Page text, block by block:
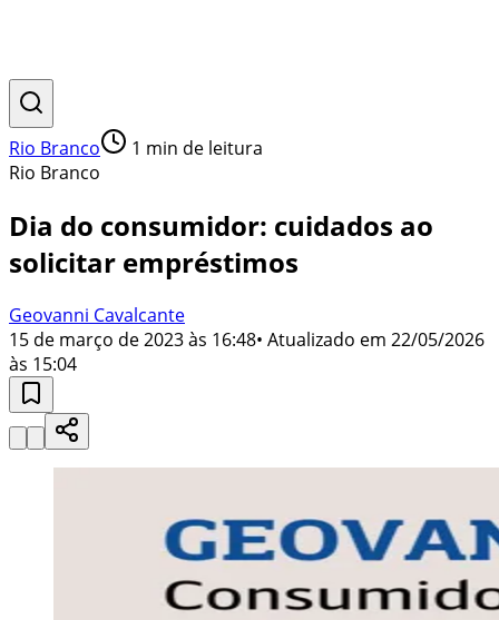
Rio Branco 1 min de leitura
Rio Branco
Dia do consumidor: cuidados ao
solicitar empréstimos
Geovanni Cavalcante
15 de março de 2023 às 16:48• Atualizado em 22/05/2026
às 15:04